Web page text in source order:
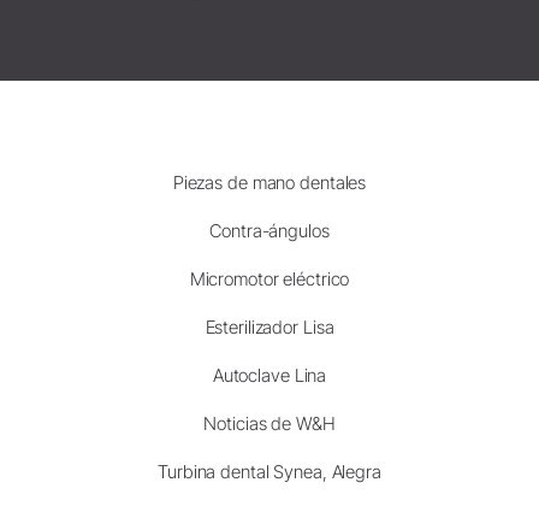
Piezas de mano dentales
Contra-ángulos
Micromotor eléctrico
Esterilizador Lisa
Autoclave Lina
Noticias de W&H
Turbina dental Synea, Alegra